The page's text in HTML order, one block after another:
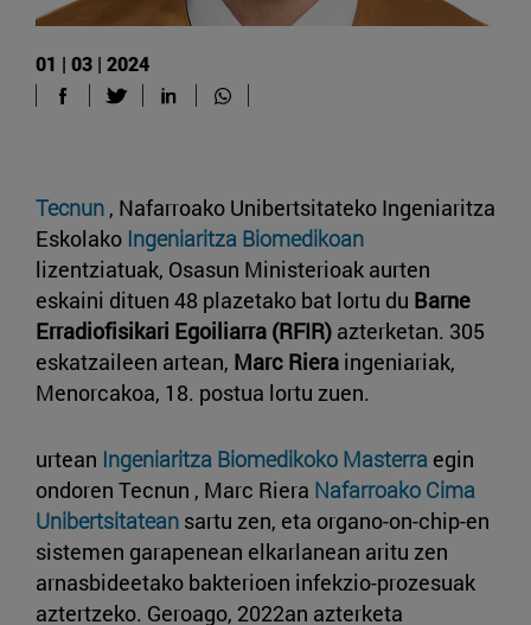
01 | 03 | 2024
Tecnun , Nafarroako Unibertsitateko Ingeniaritza
Eskolako Ingeniaritza Biomedikoan
lizentziatuak, Osasun Ministerioak aurten
eskaini dituen 48 plazetako bat lortu du Barne
Erradiofisikari Egoiliarra (RFIR) azterketan. 305
eskatzaileen artean, Marc Riera ingeniariak,
Menorcakoa, 18. postua lortu zuen.
urtean Ingeniaritza Biomedikoko Masterra egin
ondoren Tecnun , Marc Riera Nafarroako Cima
Unibertsitatean sartu zen, eta organo-on-chip-en
sistemen garapenean elkarlanean aritu zen
arnasbideetako bakterioen infekzio-prozesuak
aztertzeko. Geroago, 2022an azterketa